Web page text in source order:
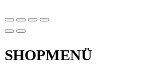
SHOPMENÜ